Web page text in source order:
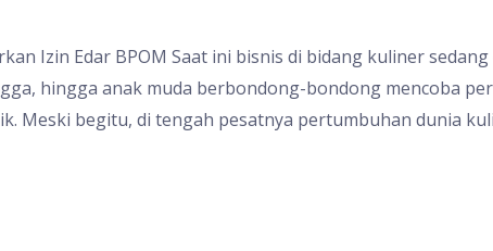
Izin Edar BPOM Saat ini bisnis di bidang kuliner
hingga anak muda berbondong-bondong mencoba
Meski begitu, di tengah pesatnya pertumbuhan dunia